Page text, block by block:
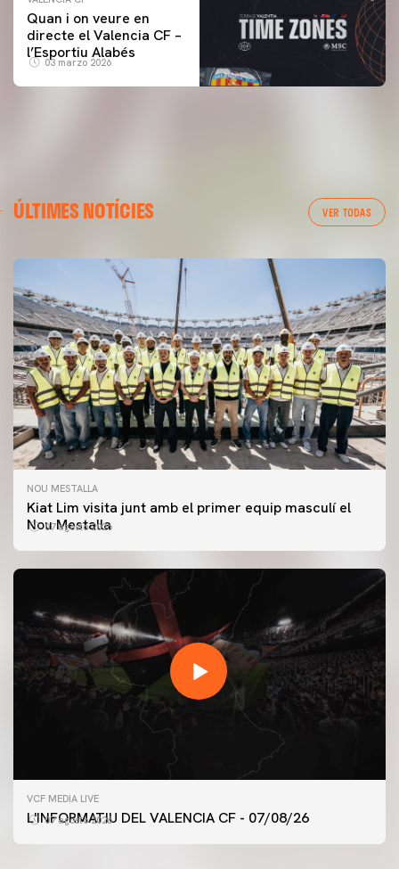
Quan i on veure en
directe el Valencia CF –
l’Esportiu Alabés
03 marzo 2026
ÚLTIMES NOTÍCIES VER TODAS
NOU MESTALLA
Kiat Lim visita junt amb el primer equip masculí el
Nou Mestalla
07 agosto 2026
VCF MEDIA LIVE
L'INFORMATIU DEL VALENCIA CF - 07/08/26
07 agosto 2026
PRIMER EQUIP
ENTRENAMENT DEL VALENCIA CF 7/8/2026